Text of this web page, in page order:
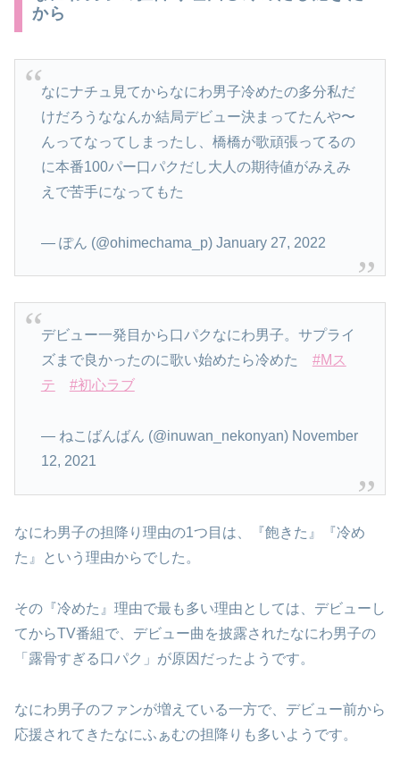
から
なにナチュ見てからなにわ男子冷めたの多分私だ
けだろうななんか結局デビュー決まってたんや〜
んってなってしまったし、橋橋が歌頑張ってるの
に本番100パー口パクだし大人の期待値がみえみ
えで苦手になってもた
— ぽん (@ohimechama_p) January 27, 2022
デビュー一発目から口パクなにわ男子。サプライ
ズまで良かったのに歌い始めたら冷めた #Mス
テ
#初心ラブ
— ねこばんばん (@inuwan_nekonyan) November
12, 2021
なにわ男子の担降り理由の1つ目は、『飽きた』『冷め
た』という理由からでした。
その『冷めた』理由で最も多い理由としては、デビューし
てからTV番組で、デビュー曲を披露されたなにわ男子の
「露骨すぎる口パク」が原因だったようです。
なにわ男子のファンが増えている一方で、デビュー前から
応援されてきたなにふぁむの担降りも多いようです。